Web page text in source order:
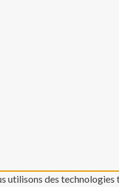
utilisons des